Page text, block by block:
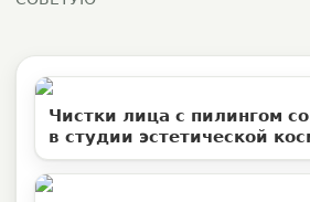
Чистки лица с пилингом
в студии эстетической
«Территория ВуМен»